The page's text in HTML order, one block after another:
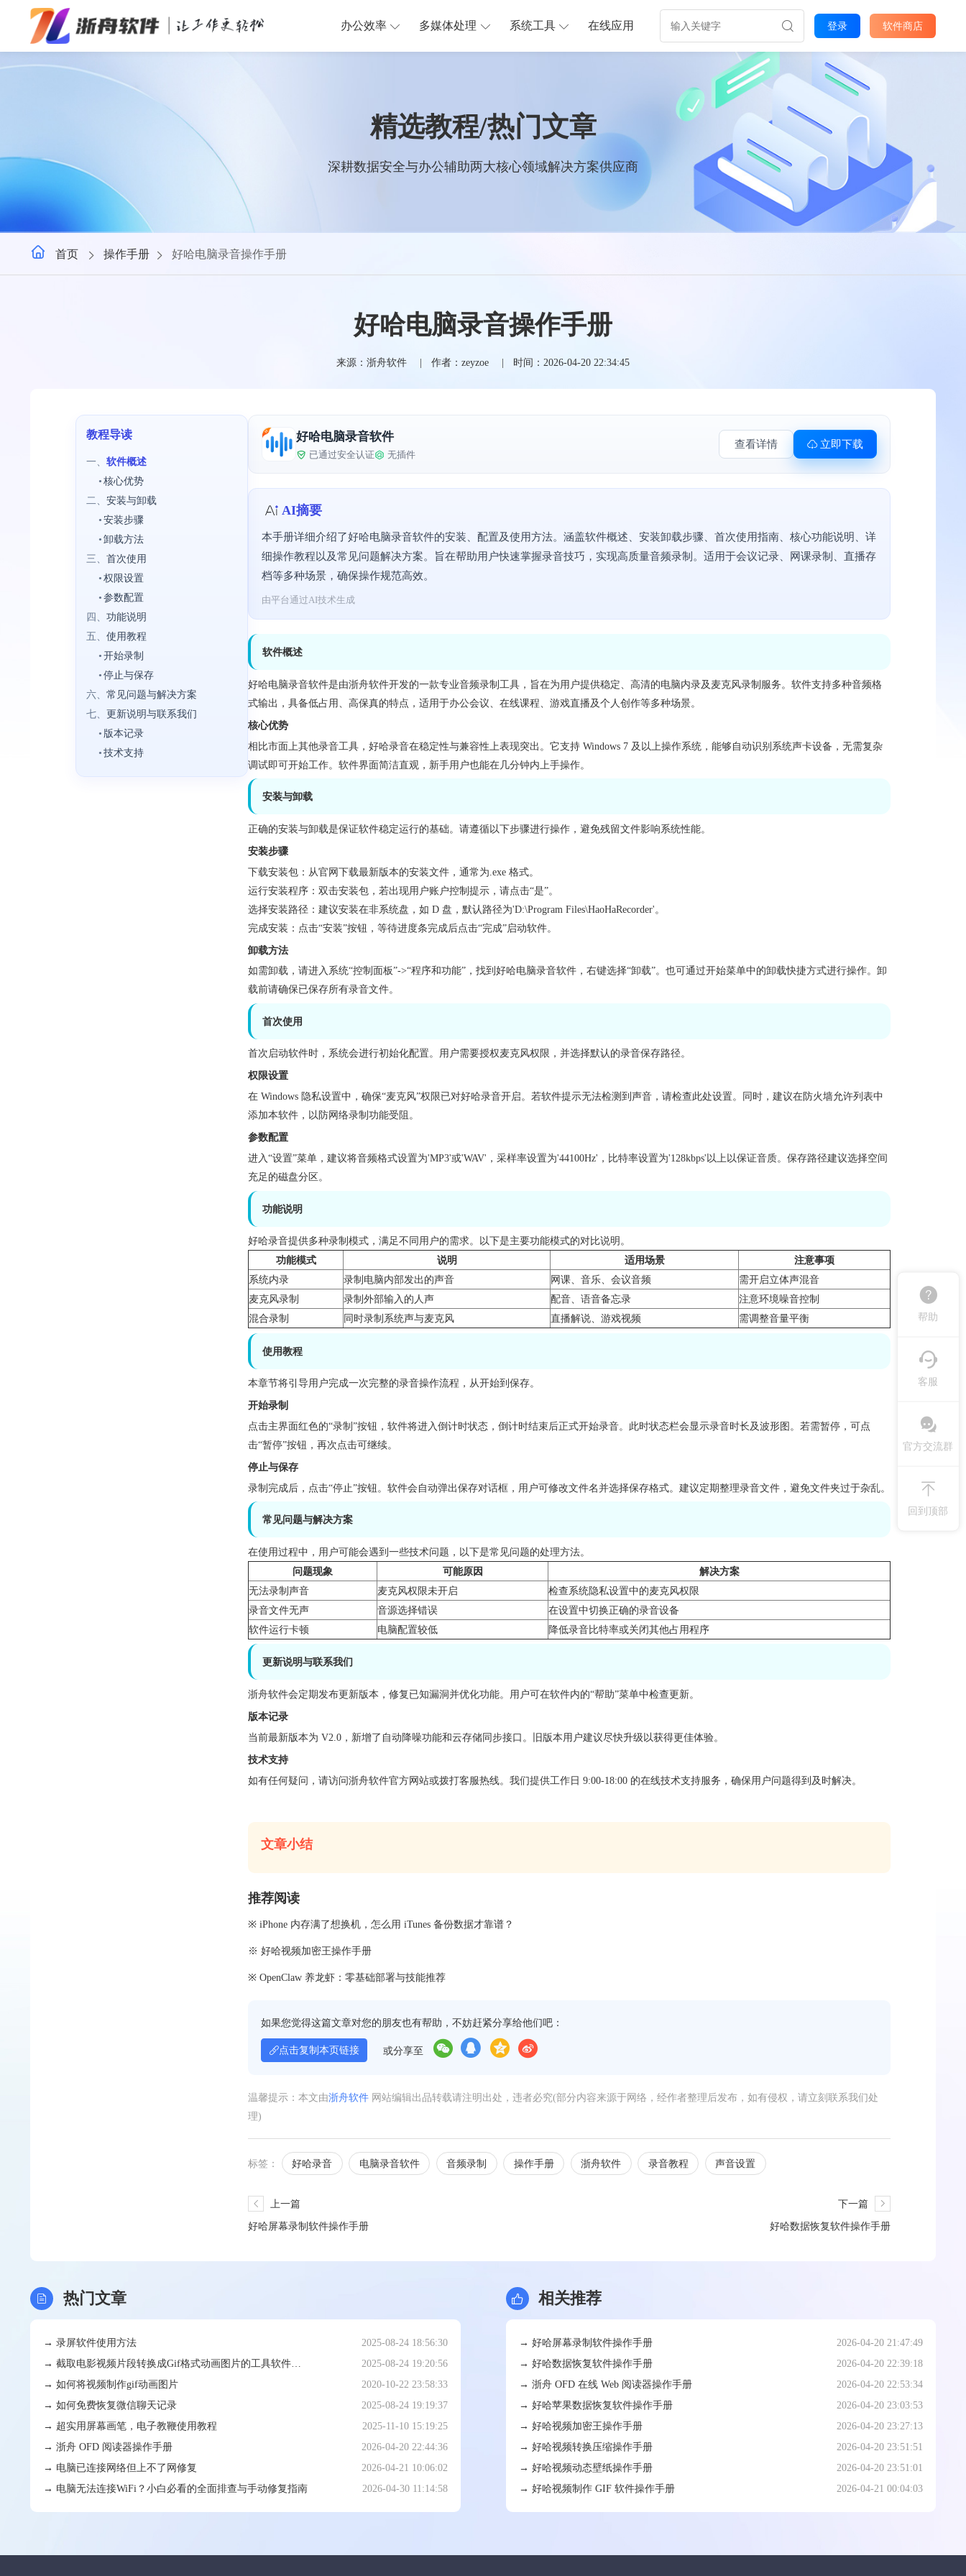
办公效率
办公效率 多媒体处理 系统工具 在线应用 登录 软件商店
精选教程/热门文章
深耕数据安全与办公辅助两大核心领域解决方案供应商
首页 操作手册 好哈电脑录音操作手册
好哈电脑录音操作手册
来源：浙舟软件 作者：zeyzoe 时间：2026-04-20 22:34:45
教程导读
一、 软件概述
• 核心优势
二、 安装与卸载
• 安装步骤
• 卸载方法
三、 首次使用
• 权限设置
• 参数配置
四、 功能说明
五、 使用教程
• 开始录制
• 停止与保存
六、 常见问题与解决方案
七、 更新说明与联系我们
• 版本记录
• 技术支持
好哈电脑录音软件
已通过安全认证 无插件
查看详情 立即下载
AI摘要
本手册详细介绍了好哈电脑录音软件的安装、配置及使用方法。涵盖软件概述、安装卸载步骤、首次使用指南、核心功能说明、详
细操作教程以及常见问题解决方案。旨在帮助用户快速掌握录音技巧，实现高质量音频录制。适用于会议记录、网课录制、直播存
档等多种场景，确保操作规范高效。
由平台通过AI技术生成
软件概述
好哈电脑录音软件是由浙舟软件开发的一款专业音频录制工具，旨在为用户提供稳定、高清的电脑内录及麦克风录制服务。软件支持多种音频格
式输出，具备低占用、高保真的特点，适用于办公会议、在线课程、游戏直播及个人创作等多种场景。
核心优势
相比市面上其他录音工具，好哈录音在稳定性与兼容性上表现突出。它支持 Windows 7 及以上操作系统，能够自动识别系统声卡设备，无需复杂
调试即可开始工作。软件界面简洁直观，新手用户也能在几分钟内上手操作。
安装与卸载
正确的安装与卸载是保证软件稳定运行的基础。请遵循以下步骤进行操作，避免残留文件影响系统性能。
安装步骤
下载安装包：从官网下载最新版本的安装文件，通常为.exe 格式。
运行安装程序：双击安装包，若出现用户账户控制提示，请点击“是”。
选择安装路径：建议安装在非系统盘，如 D 盘，默认路径为'D:\Program Files\HaoHaRecorder'。
完成安装：点击“安装”按钮，等待进度条完成后点击“完成”启动软件。
卸载方法
如需卸载，请进入系统“控制面板”->“程序和功能”，找到好哈电脑录音软件，右键选择“卸载”。也可通过开始菜单中的卸载快捷方式进行操作。卸
载前请确保已保存所有录音文件。
首次使用
首次启动软件时，系统会进行初始化配置。用户需要授权麦克风权限，并选择默认的录音保存路径。
权限设置
在 Windows 隐私设置中，确保“麦克风”权限已对好哈录音开启。若软件提示无法检测到声音，请检查此处设置。同时，建议在防火墙允许列表中
添加本软件，以防网络录制功能受阻。
参数配置
进入“设置”菜单，建议将音频格式设置为'MP3'或'WAV'，采样率设置为'44100Hz'，比特率设置为'128kbps'以上以保证音质。保存路径建议选择空间
充足的磁盘分区。
功能说明
好哈录音提供多种录制模式，满足不同用户的需求。以下是主要功能模式的对比说明。
功能模式
说明 适用场景
注意事项
系统内录
录制电脑内部发出的声音 网课、音乐、会议音频
需开启立体声混音
麦克风录制
录制外部输入的人声 配音、语音备忘录
注意环境噪音控制
混合录制
同时录制系统声与麦克风 直播解说、游戏视频 需调整音量平衡
使用教程
本章节将引导用户完成一次完整的录音操作流程，从开始到保存。
开始录制
点击主界面红色的“录制”按钮，软件将进入倒计时状态，倒计时结束后正式开始录音。此时状态栏会显示录音时长及波形图。若需暂停，可点
击“暂停”按钮，再次点击可继续。
停止与保存
录制完成后，点击“停止”按钮。软件会自动弹出保存对话框，用户可修改文件名并选择保存格式。建议定期整理录音文件，避免文件夹过于杂乱。
常见问题与解决方案
在使用过程中，用户可能会遇到一些技术问题，以下是常见问题的处理方法。
问题现象
可能原因
解决方案
无法录制声音
麦克风权限未开启
检查系统隐私设置中的麦克风权限
录音文件无声
音源选择错误
在设置中切换正确的录音设备
软件运行卡顿
电脑配置较低 降低录音比特率或关闭其他占用程序
更新说明与联系我们
浙舟软件会定期发布更新版本，修复已知漏洞并优化功能。用户可在软件内的“帮助”菜单中检查更新。
版本记录
当前最新版本为 V2.0，新增了自动降噪功能和云存储同步接口。旧版本用户建议尽快升级以获得更佳体验。
技术支持
如有任何疑问，请访问浙舟软件官方网站或拨打客服热线。我们提供工作日 9:00-18:00 的在线技术支持服务，确保用户问题得到及时解决。
文章小结
推荐阅读
※ iPhone 内存满了想换机，怎么用 iTunes 备份数据才靠谱？
※ 好哈视频加密王操作手册
※ OpenClaw 养龙虾：零基础部署与技能推荐
如果您觉得这篇文章对您的朋友也有帮助，不妨赶紧分享给他们吧：
点击复制本页链接 或分享至
温馨提示：本文由浙舟软件 网站编辑出品转载请注明出处，违者必究(部分内容来源于网络，经作者整理后发布，如有侵权，请立刻联系我们处
理)
标签： 好哈录音 电脑录音软件 音频录制 操作手册 浙舟软件 录音教程 声音设置
上一篇
好哈屏幕录制软件操作手册
下一篇
好哈数据恢复软件操作手册
热门文章
→ 录屏软件使用方法 2025-08-24 18:56:30
→ 截取电影视频片段转换成Gif格式动画图片的工具软件
(AVI/MKV/MP4)
2025-08-24 19:20:56
→ 如何将视频制作gif动画图片 2020-10-22 23:58:33
→ 如何免费恢复微信聊天记录 2025-08-24 19:19:37
→ 超实用屏幕画笔，电子教鞭使用教程 2025-11-10 15:19:25
→ 浙舟 OFD 阅读器操作手册 2026-04-20 22:44:36
→ 电脑已连接网络但上不了网修复 2026-04-21 10:06:02
→ 电脑无法连接WiFi？小白必看的全面排查与手动修复指南 2026-04-30 11:14:58
相关推荐
→ 好哈屏幕录制软件操作手册 2026-04-20 21:47:49
→ 好哈数据恢复软件操作手册 2026-04-20 22:39:18
→ 浙舟 OFD 在线 Web 阅读器操作手册 2026-04-20 22:53:34
→ 好哈苹果数据恢复软件操作手册 2026-04-20 23:03:53
→ 好哈视频加密王操作手册 2026-04-20 23:27:13
→ 好哈视频转换压缩操作手册 2026-04-20 23:51:51
→ 好哈视频动态壁纸操作手册 2026-04-20 23:51:01
→ 好哈视频制作 GIF 软件操作手册 2026-04-21 00:04:03
帮助
客服
官方交流群
回到顶部